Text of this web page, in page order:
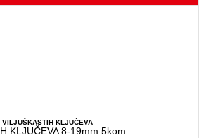
VILJUŠKASTIH KLJUČEVA
KLJUČEVA 8-19mm 5kom